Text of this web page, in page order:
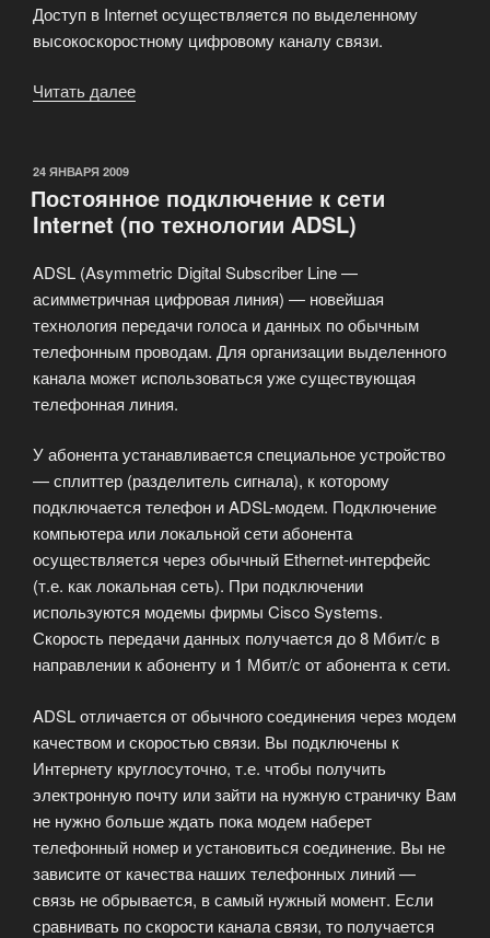
Доступ в Internet осуществляется по выделенному
высокоскоростному цифровому каналу связи.
Читать далее
линии!»
ОПУБЛИКОВАНО
24 ЯНВАРЯ 2009
Постоянное подключение к сети
Internet (по технологии ADSL)
ADSL (Asymmetric Digital Subscriber Line —
асимметричная цифровая линия) — новейшая
технология передачи голоса и данных по обычным
телефонным проводам. Для организации выделенного
канала может использоваться уже существующая
телефонная линия.
У абонента устанавливается специальное устройство
— сплиттер (разделитель сигнала), к которому
подключается телефон и ADSL-модем. Подключение
компьютера или локальной сети абонента
осуществляется через обычный Ethernet-интерфейс
(т.е. как локальная сеть). При подключении
используются модемы фирмы Cisco Systems.
Скорость передачи данных получается до 8 Мбит/с в
направлении к абоненту и 1 Мбит/с от абонента к сети.
ADSL отличается от обычного соединения через модем
качеством и скоростью связи. Вы подключены к
Интернету круглосуточно, т.е. чтобы получить
электронную почту или зайти на нужную страничку Вам
не нужно больше ждать пока модем наберет
телефонный номер и установиться соединение. Вы не
зависите от качества наших телефонных линий —
связь не обрывается, в самый нужный момент. Если
сравнивать по скорости канала связи, то получается